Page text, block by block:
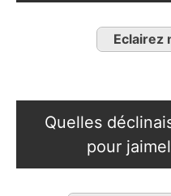
Eclairez
Quelles
pour